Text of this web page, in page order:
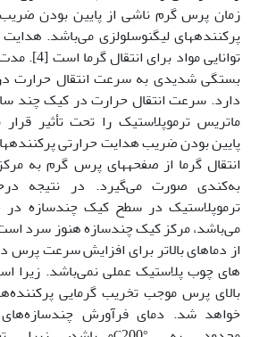
زمان پرس گرم ناشی از پایین بودن
پرکننده­های لیگنوسلولزی می‌باشد. هدایت
توانایی مواد
بستگی شدیدی به سرعت انتقال حرارت
دارد. سرعت انتقال حرارت در کیک چند
ماتریس ترموپلاستیک را تحت تأثیر
پایین بودن ضریب هدایت حرارتی
انتقال گرما از صفحه‏های پرس گرم به
به‌کندی صورت می‌گیرد. در نتیجه
ترموپلاستیک در سطح کیک چندسازه
می‌باشد، مرکز کیک چندسازه هنوز سرد
از دماهای بالاتر برای افزایش سرعت پرس
های چوب پلاستیک عملی نمی‌باشد. زیرا
بالای پرس موجب تخریب گرمایی
خواهد شد. دمای فرآورش